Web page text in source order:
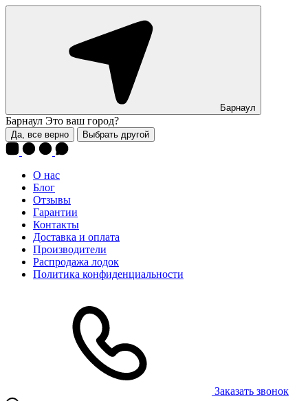
Барнаул
Барнаул Это ваш город?
Да, все верно Выбрать другой
О нас
Блог
Отзывы
Гарантии
Контакты
Доставка и оплата
Производители
Распродажа лодок
Политика конфиденциальности
Заказать звонок